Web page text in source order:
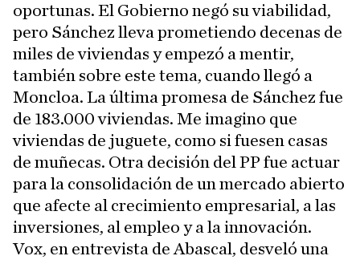
oportunas. El Gobierno negó su viabilidad,
pero Sánchez lleva prometiendo decenas de
miles de viviendas y empezó a mentir,
también sobre este tema, cuando llegó a
Moncloa. La última promesa de Sánchez fue
de 183.000 viviendas. Me imagino que
viviendas de juguete, como si fuesen casas
de muñecas. Otra decisión del PP fue actuar
para la consolidación de un mercado abierto
que afecte al crecimiento empresarial, a las
inversiones, al empleo y a la innovación.
Vox, en entrevista de Abascal, desveló una